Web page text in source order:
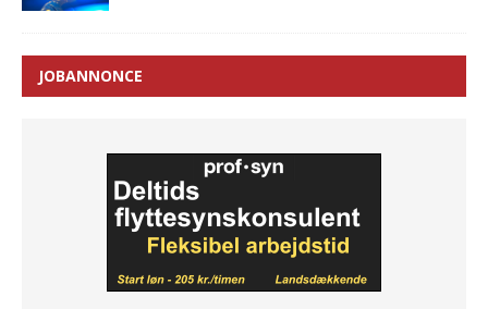
JOBANNONCE